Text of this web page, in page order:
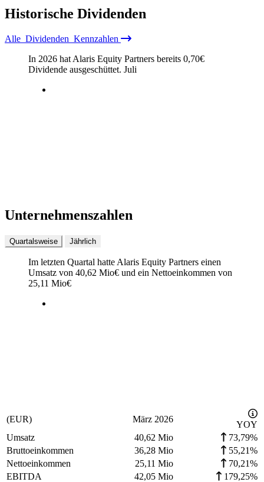
Historische Dividenden
Alle Dividenden Kennzahlen
In 2026 hat Alaris Equity Partners bereits 0,70€
Dividende ausgeschüttet. Juli
Unternehmenszahlen
Quartalsweise Jährlich
Im letzten Quartal hatte Alaris Equity Partners einen
Umsatz von 40,62 Mio€ und ein Nettoeinkommen von
25,11 Mio€
(EUR) März 2026
YOY
Umsatz
40,62 Mio
73,79%
Bruttoeinkommen
36,28 Mio
55,21%
Nettoeinkommen
25,11 Mio
70,21%
EBITDA
42,05 Mio 179,25%